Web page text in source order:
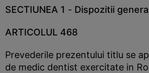
SECTIUNEA 1 - Dispozitii
ARTICOLUL 468
Prevederile prezentului titlu se
de medic dentist exercitate in